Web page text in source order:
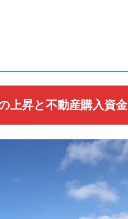
上昇と不動産購入資金